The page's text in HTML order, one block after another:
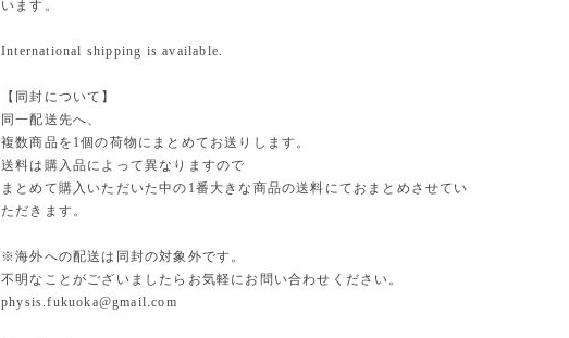
います。
International shipping is available.
【同封について】
同一配送先へ、
複数商品を1個の荷物にまとめてお送りします。
送料は購入品によって異なりますので
まとめて購入いただいた中の1番大きな商品の送料にておまとめさせてい
ただきます。
※海外への配送は同封の対象外です。
不明なことがございましたらお気軽にお問い合わせください。
physis.fukuoka@gmail.com